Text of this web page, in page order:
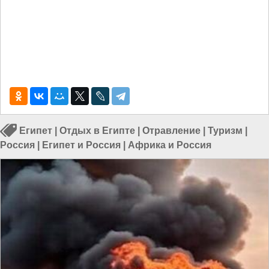
Египет Отдых в Египте Отравление Туризм
Россия
Египет и Россия Африка и Россия